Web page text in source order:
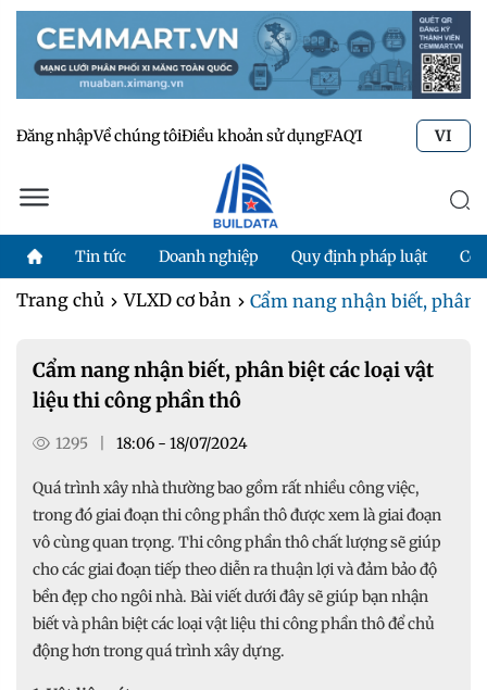
Đăng nhậpVề chúng tôiĐiều khoản sử dụngFAQTư vấn kỹ thuật
VI
Tin tức Doanh nghiệp Quy định pháp luật
Trang chủ VLXD cơ bản Cẩm nang nhận biết, phân
Cẩm nang nhận biết, phân biệt các loại vật
liệu thi công phần thô
1295 18:06 - 18/07/2024
Quá trình xây nhà thường bao gồm rất nhiều công việc,
trong đó giai đoạn thi công phần thô được xem là giai đoạn
vô cùng quan trọng. Thi công phần thô chất lượng sẽ giúp
cho các giai đoạn tiếp theo diễn ra thuận lợi và đảm bảo độ
bền đẹp cho ngôi nhà. Bài viết dưới đây sẽ giúp bạn nhận
biết và phân biệt các loại vật liệu thi công phần thô để chủ
động hơn trong quá trình xây dựng.